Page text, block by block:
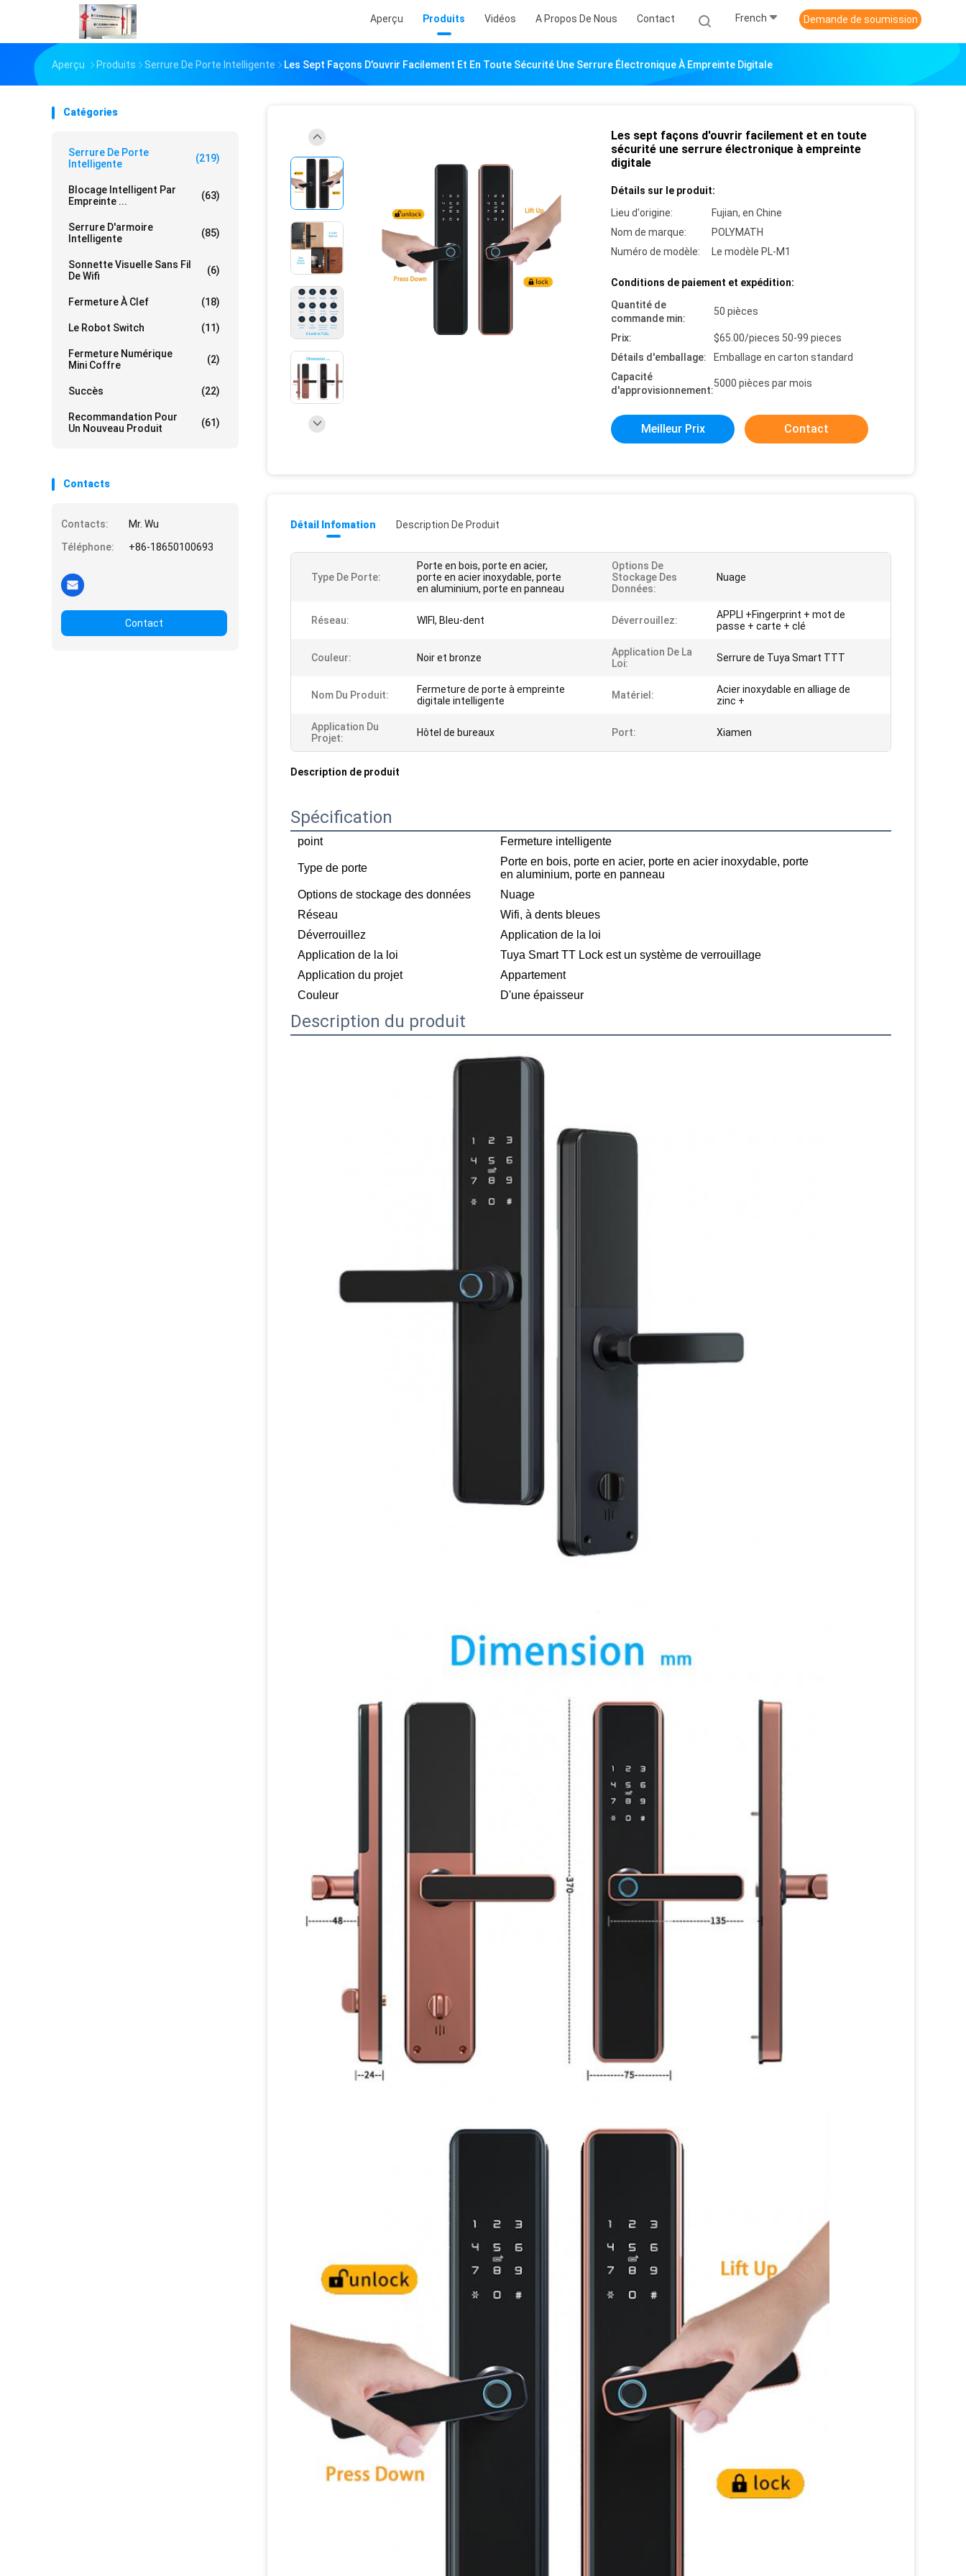
Aperçu Produits Vidéos A Propos De Nous Contact French Demande de soumission
Aperçu Produits Serrure De Porte Intelligente Les Sept Façons D'ouvrir Facilement Et En Toute Sécurité Une Serrure Électronique À Empreinte Digitale
Catégories
Serrure De Porte
Intelligente
(219)
Blocage Intelligent Par
Empreinte ...
(63)
Serrure D'armoire
Intelligente
(85)
Sonnette Visuelle Sans Fil
De Wifi
(6)
Fermeture À Clef (18)
Le Robot Switch (11)
Fermeture Numérique
Mini Coffre
(2)
Succès (22)
Recommandation Pour
Un Nouveau Produit
(61)
Contacts
Contacts:
Mr. Wu
Téléphone:
+86-18650100693
Contact
Les sept façons d'ouvrir facilement et en toute
sécurité une serrure électronique à empreinte
digitale
Détails sur le produit:
Lieu d'origine:
Fujian, en Chine
Nom de marque:
POLYMATH
Numéro de modèle:
Le modèle PL-M1
Conditions de paiement et expédition:
Quantité de
commande min:
50 pièces
Prix:
$65.00/pieces 50-99 pieces
Détails d'emballage:
Emballage en carton standard
Capacité
d'approvisionnement:
5000 pièces par mois
Meilleur Prix Contact
Détail Infomation Description De Produit
Type De Porte:
Porte en bois, porte en acier,
porte en acier inoxydable, porte
en aluminium, porte en panneau
Options De
Stockage Des
Données:
Nuage
Réseau: WIFI, Bleu-dent Déverrouillez:
APPLI +Fingerprint + mot de
passe + carte + clé
Couleur: Noir et bronze
Application De La
Loi:
Serrure de Tuya Smart TTT
Nom Du Produit:
Fermeture de porte à empreinte
digitale intelligente
Matériel:
Acier inoxydable en alliage de
zinc +
Application Du
Projet:
Hôtel de bureaux Port: Xiamen
Description de produit
Spécification
point Fermeture intelligente
Type de porte
Porte en bois, porte en acier, porte en acier inoxydable, porte
en aluminium, porte en panneau
Options de stockage des données
Nuage
Réseau
Wifi, à dents bleues
Déverrouillez
Application de la loi
Application de la loi
Tuya Smart TT Lock est un système de verrouillage
Application du projet
Appartement
Couleur
D'une épaisseur
Description du produit